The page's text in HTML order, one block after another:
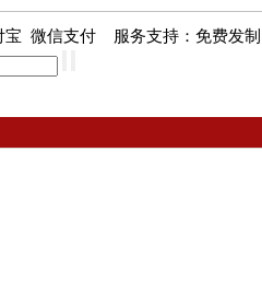
宝 微信支付 服务支持：免费发